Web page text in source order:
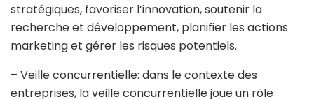
stratégiques, favoriser l’innovation, soutenir la
recherche et développement, planifier les actions
marketing et gérer les risques potentiels.
– Veille concurrentielle: dans le contexte des
entreprises, la veille concurrentielle joue un rôle